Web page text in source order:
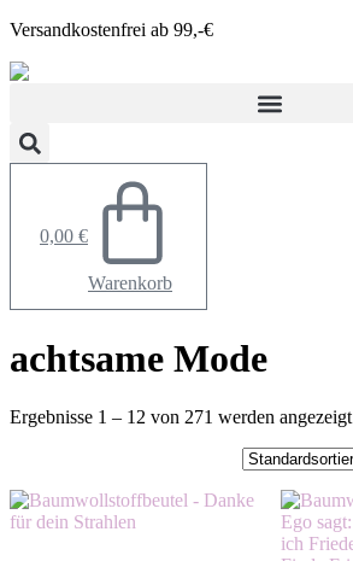
Zum
springen
Versandkostenfrei ab 99,-€
0,00 €
Warenkorb
achtsame Mode
Ergebnisse 1 – 12 von 271 werden angezeigt